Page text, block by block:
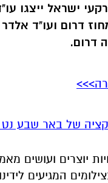
ישראל ייצגו
דרום ועו"ד
דרום.
של באר שבע נט
יוצרים ועושים
המגיעים